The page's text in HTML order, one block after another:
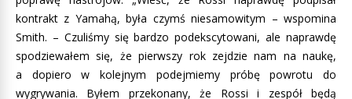
kontrakt z Yamahą, była czymś niesamowitym – wspomina
Smith. – Czuliśmy się bardzo podekscytowani, ale naprawdę
spodziewałem się, że pierwszy rok zejdzie nam na naukę,
a dopiero w kolejnym podejmiemy próbę powrotu do
wygrywania. Byłem przekonany, że Rossi i zespół będą